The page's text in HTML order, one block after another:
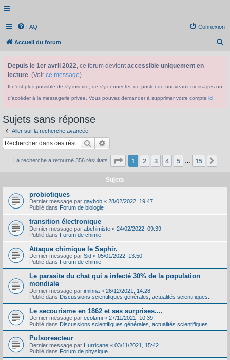
FAQ Connexion
Accueil du forum
Depuis le 1er avril 2022, ce forum devientaccessible uniquement en
lecture. (Voir ce message)
Il n'est plus possible de s'y inscrire, de s'y connecter, de poster de nouveaux messages ou
d'accéder à la messagerie privée. Vous pouvez demander à supprimer votre compte ici
Sujets sans réponse
Aller sur la recherche avancée
Rechercher
La recherche a retourné 356 résultats Page 1sur15
1 2 3 4 5 15
Sujets
probiotiques
Dernier message par gaybob « 28/02/2022, 19:47
Publié dans Forum de biologie
transition électronique
Dernier message par abchimiste « 24/02/2022, 09:39
Publié dans Forum de chimie
Attaque chimique le Saphir.
Dernier message par Sid « 05/01/2022, 13:50
Publié dans Forum de chimie
Le parasite du chat qui a infecté 30% de la population
mondiale
Dernier message par imihna « 26/12/2021, 14:28
Publié dans Discussions scientifiques générales, actualités scientifiques...
Le secourisme en 1862 et ses surprises....
Dernier message par ecolami « 27/11/2021, 10:39
Publié dans Discussions scientifiques générales, actualités scientifiques...
Pulsoreacteur
Dernier message par Hurricane « 03/11/2021, 15:42
Publié dans Forum de physique